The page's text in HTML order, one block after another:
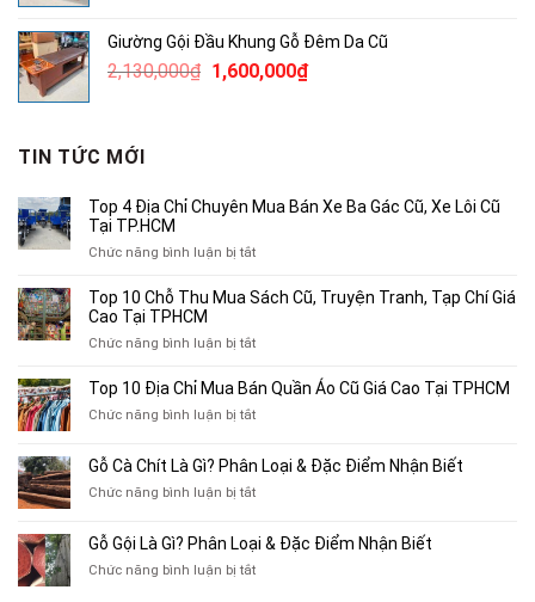
1,240,000₫.
là:
850,000₫.
Giường Gội Đầu Khung Gỗ Đêm Da Cũ
2,130,000₫ Giá
1,600,000₫Giá
TIN TỨC MỚI
Top 4 Địa Chỉ Chuyên Mua Bán Xe Ba Gác Cũ, Xe Lôi Cũ
Tại TP.HCM
Chức năng bình luận bị tắtở
4
Chuyên
Bán
Xe
Cũ,
Xe
Cũ
TP.HCM
Top 10 Chỗ Thu Mua Sách Cũ, Truyện Tranh, Tạp Chí Giá
Cao Tại TPHCM
Chức năng bình luận bị tắtở
10
Thu
Sách
Tạp
Chí
Top 10 Địa Chỉ Mua Bán Quần Áo Cũ Giá Cao Tại TPHCM
Chức năng bình luận bị tắtở
Địa
Chỉ
Bán
Áo
Gỗ Cà Chít Là Gì? Phân Loại & Đặc Điểm Nhận Biết
Chức năng bình luận bị tắtở
Chít
Là
Gỗ Gội Là Gì? Phân Loại & Đặc Điểm Nhận Biết
Chức năng bình luận bị tắtở